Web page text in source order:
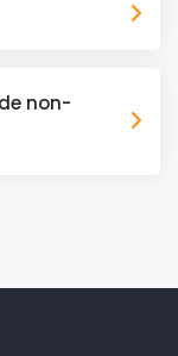
non-